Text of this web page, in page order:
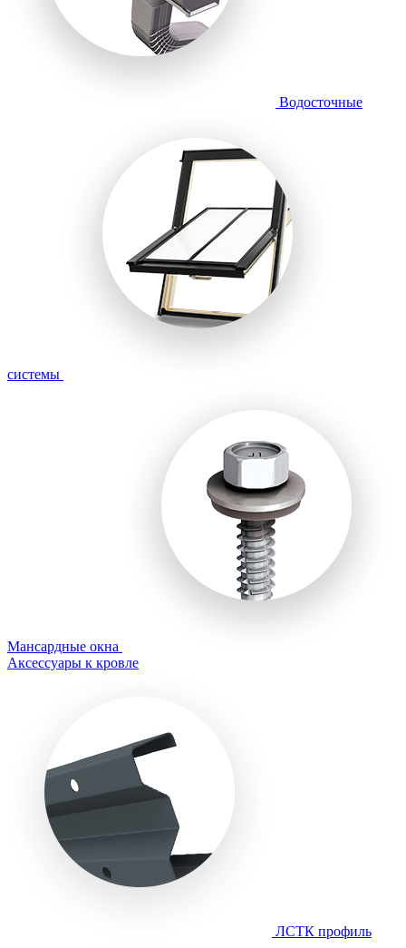
Водосточные
системы
Мансардные окна
Аксессуары к кровле
ЛСТК профиль